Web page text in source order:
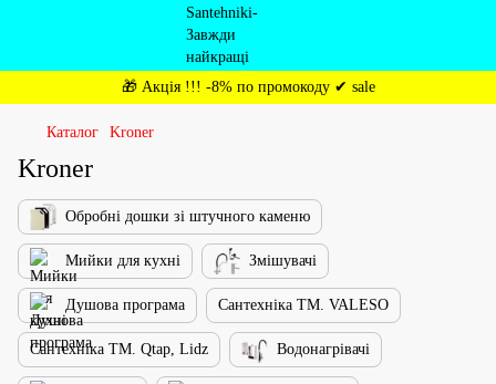
🎁 Акція !!! -8% по промокоду ✔ sale
Каталог Kroner
Kroner
Обробні дошки зі штучного каменю
Мийки для кухні Змішувачі
Душова програма Сантехніка ТМ. VALESO
Сантехніка ТМ. Qtap, Lidz Водонагрівачі